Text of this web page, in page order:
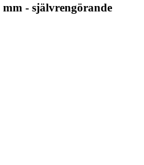
- självrengörande